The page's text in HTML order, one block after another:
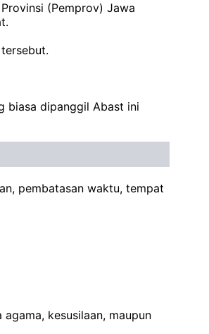
(Pemprov) Jawa
biasa dipanggil Abast ini
pembatasan waktu, tempat
kesusilaan, maupun